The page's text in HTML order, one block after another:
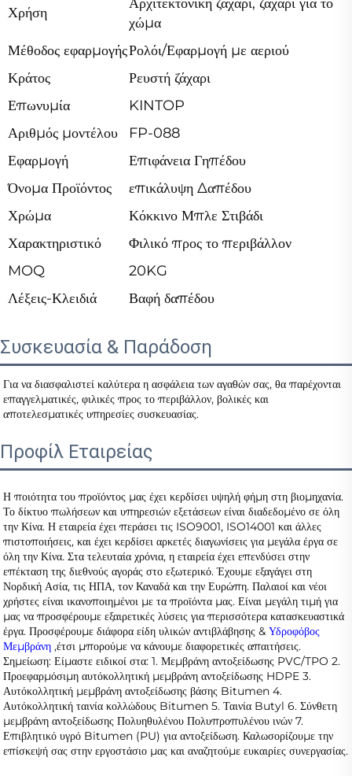
Χρήση
χώμα
Μέθοδος εφαρμογήςΡολόι/Εφαρμογή με αεριού
Κράτος
Ρευστή ζάχαρι
Επωνυμία
KINTOP
Αριθμός μοντέλου
FP-088
Εφαρμογή
Επιφάνεια Γηπέδου
Όνομα Προϊόντος
επικάλυψη Δαπέδου
Χρώμα
Κόκκινο Μπλε Στιβάδι
Χαρακτηριστικό
Φιλικό προς το περιβάλλον
MOQ
20KG
Λέξεις-Κλειδιά
Βαφή δαπέδου
Συσκευασία & Παράδοση
Για να διασφαλιστεί καλύτερα η ασφάλεια των αγαθών σας, θα παρέχονται
επαγγελματικές, φιλικές προς το περιβάλλον, βολικές και
αποτελεσματικές υπηρεσίες συσκευασίας.
Προφίλ Εταιρείας
Η ποιότητα του προϊόντος μας έχει κερδίσει υψηλή φήμη στη βιομηχανία.
Το δίκτυο πωλήσεων και υπηρεσιών εξετάσεων είναι διαδεδομένο σε όλη
την Κίνα. Η εταιρεία έχει περάσει τις ISO9001, ISO14001 και άλλες
πιστοποιήσεις, και έχει κερδίσει αρκετές διαγωνίσεις για μεγάλα έργα σε
όλη την Κίνα. Στα τελευταία χρόνια, η εταιρεία έχει επενδύσει στην
επέκταση της διεθνούς αγοράς στο εξωτερικό. Έχουμε εξαγάγει στη
Νορδική Ασία, τις ΗΠΑ, τον Καναδά και την Ευρώπη. Παλαιοί και νέοι
χρήστες είναι ικανοποιημένοι με τα προϊόντα μας. Είναι μεγάλη τιμή για
μας να προσφέρουμε εξαιρετικές λύσεις για περισσότερα κατασκευαστικά
έργα. Προσφέρουμε διάφορα είδη υλικών αντιβλάβησης & Υδροφόβος
Μεμβράνη ,έτσι μπορούμε να κάνουμε διαφορετικές απαιτήσεις.
Σημείωση: Είμαστε ειδικοί στα: 1. Μεμβράνη αντοξείδωσης PVC/TPO 2.
Προεφαρμόσιμη αυτόκολλητική μεμβράνη αντοξείδωσης HDPE 3.
Αυτόκολλητική μεμβράνη αντοξείδωσης βάσης Bitumen 4.
Αυτόκολλητική ταινία κολλώδους Bitumen 5. Ταινία Butyl 6. Σύνθετη
μεμβράνη αντοξείδωσης Πολυηθυλένου Πολυπροπυλένου ινών 7.
Επιβλητικό υγρό Bitumen (PU) για αντοξείδωση. Καλωσορίζουμε την